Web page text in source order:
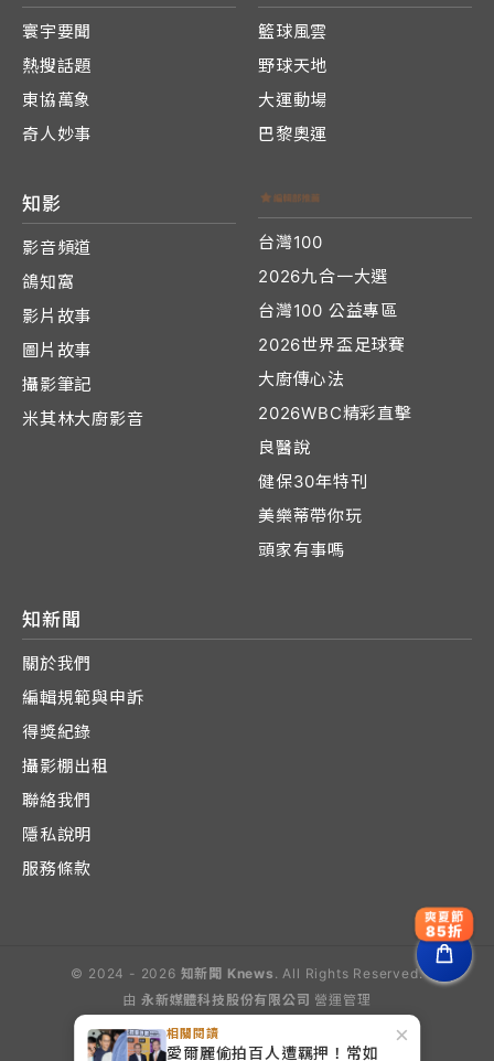
×
相關閱讀
愛爾麗偷拍百人遭羈押！常如
寰宇要聞
熱搜話題
東協萬象
奇人妙事
籃球風雲
野球天地
大運動場
巴黎奧運
知影
影音頻道
鴿知窩
影片故事
圖片故事
攝影筆記
米其林大廚影音
台灣100
2026九合一大選
台灣100 公益專區
2026世界盃足球賽
大廚傳心法
2026WBC精彩直擊
良醫說
健保30年特刊
美樂蒂帶你玩
頭家有事嗎
知新聞
關於我們
編輯規範與申訴
得獎紀錄
攝影棚出租
聯絡我們
隱私說明
服務條款
© 2024 - 2026 知新聞 Knews . All Rights Reserved.
由 永新媒體科技股份有限公司 營運管理
爽夏節
85折